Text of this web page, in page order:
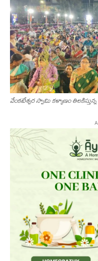
వేంకటేశ్వర స్వామి కళ్యాణం తిలకిస్తున్న